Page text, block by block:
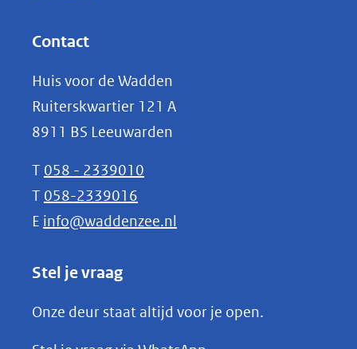
(verwijst
naar
een
andere
website)
Contact
Huis voor de Wadden
Ruiterskwartier 121 A
8911 BS Leeuwarden
T 058 - 2339010
T 058-2339016
E info@waddenzee.nl
Stel je vraag
Onze deur staat altijd voor je open.